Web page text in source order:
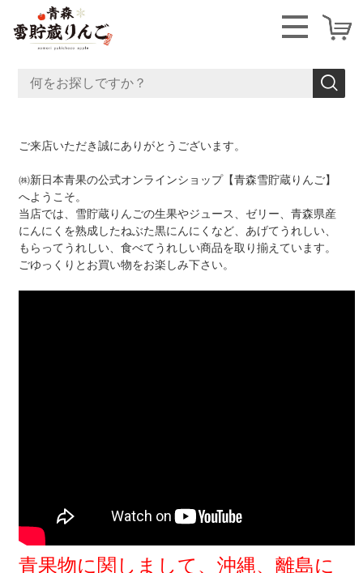
ご来店いただき誠にありがとうございます。
㈱新日本青果の公式オンラインショップ【青森雪貯蔵りんご】
へようこそ。
当店では、雪貯蔵りんごの生果やジュース、ゼリー、青森県産
にんにくを熟成したねぶた黒にんにくなど、あげてうれしい、
もらってうれしい、食べてうれしい商品を取り揃えています。
ごゆっくりとお買い物をお楽しみ下さい。
青果物に関しまして、沖縄、離島に